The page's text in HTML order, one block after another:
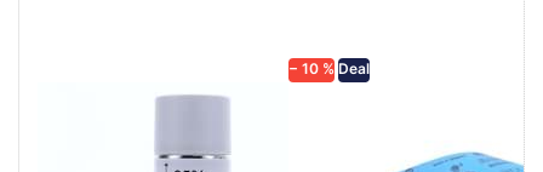
− 10 % Deal
diversen Körnungen